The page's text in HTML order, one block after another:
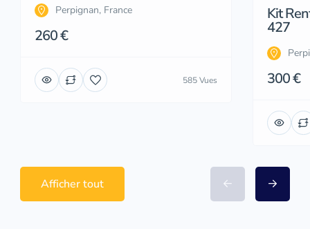
Perpignan, France
260 €
585 Vues
Kit
427
300 €
Afficher tout